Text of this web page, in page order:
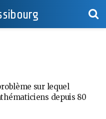
sur lequel
depuis 80